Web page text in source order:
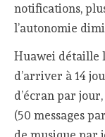
notifications,
l’autonomie
Huawei détaille
d’arriver à 14
d’écran par
(50 messages